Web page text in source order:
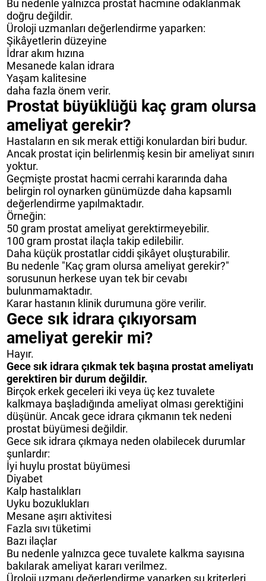
Bu nedenle yalnızca prostat hacmine odaklanmak
doğru değildir.
Üroloji uzmanları değerlendirme yaparken:
Şikâyetlerin düzeyine
İdrar akım hızına
Mesanede kalan idrara
Yaşam kalitesine
daha fazla önem verir.
Prostat büyüklüğü kaç gram olursa
ameliyat gerekir?
Hastaların en sık merak ettiği konulardan biri budur.
Ancak prostat için belirlenmiş kesin bir ameliyat sınırı
yoktur.
Geçmişte prostat hacmi cerrahi kararında daha
belirgin rol oynarken günümüzde daha kapsamlı
değerlendirme yapılmaktadır.
Örneğin:
50 gram prostat ameliyat gerektirmeyebilir.
100 gram prostat ilaçla takip edilebilir.
Daha küçük prostatlar ciddi şikâyet oluşturabilir.
Bu nedenle "Kaç gram olursa ameliyat gerekir?"
sorusunun herkese uyan tek bir cevabı
bulunmamaktadır.
Karar hastanın klinik durumuna göre verilir.
Gece sık idrara çıkıyorsam
ameliyat gerekir mi?
Hayır.
Gece sık idrara çıkmak tek başına prostat ameliyatı
gerektiren bir durum değildir.
Birçok erkek geceleri iki veya üç kez tuvalete
kalkmaya başladığında ameliyat olması gerektiğini
düşünür. Ancak gece idrara çıkmanın tek nedeni
prostat büyümesi değildir.
Gece sık idrara çıkmaya neden olabilecek durumlar
şunlardır:
İyi huylu prostat büyümesi
Diyabet
Kalp hastalıkları
Uyku bozuklukları
Mesane aşırı aktivitesi
Fazla sıvı tüketimi
Bazı ilaçlar
Bu nedenle yalnızca gece tuvalete kalkma sayısına
bakılarak ameliyat kararı verilmez.
Üroloji uzmanı değerlendirme yaparken şu kriterleri